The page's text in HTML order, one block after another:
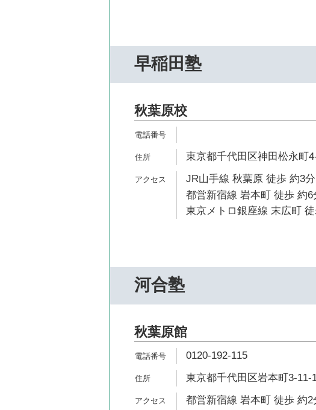
早稲田塾
秋葉原校
東京都千代田区神田松永町
JR山手線 秋葉原 徒歩 約3分
都営新宿線 岩本町 徒歩 約6
東京メトロ銀座線 末広町
河合塾
秋葉原館
0120-192-115
東京都千代田区岩本町3-11-
都営新宿線 岩本町 徒歩 約2